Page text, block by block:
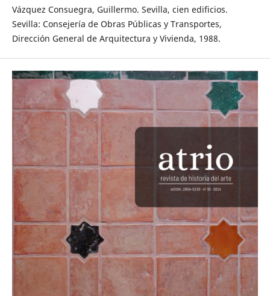
Vázquez Consuegra, Guillermo. Sevilla, cien edificios.
Sevilla: Consejería de Obras Públicas y Transportes,
Dirección General de Arquitectura y Vivienda, 1988.